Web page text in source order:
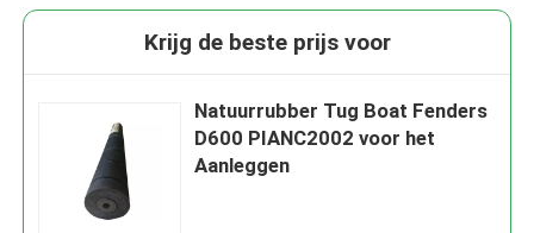
Krijg de beste prijs voor
Natuurrubber Tug Boat Fenders
D600 PIANC2002 voor het
Aanleggen